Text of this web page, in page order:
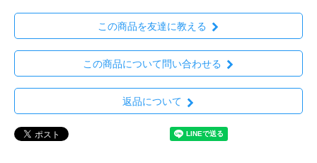
この商品を友達に教える
この商品について問い合わせる
返品について